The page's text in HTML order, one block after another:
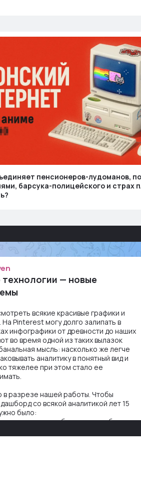
пенсионеров-лудоманов,
барсука-полицейского и страх
— новые
всякие красивые графики и
На Pinterest могу долго залипать в
инфографики от древности до наших
во время одной из таких вылазок
мысль: насколько же легче
аналитику в понятный вид и
тяжелее при этом стало ее
в разрезе нашей работы. Чтобы
со всякой аналитикой лет 15
было:
данные в одну базу и разгребать их